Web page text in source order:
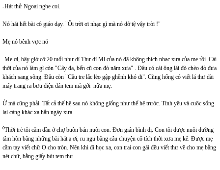
-Hát thử Ngoại nghe coi.
Nó hát hết bài cô giáo dạy. "Ôi trời ơi nhạc gì mà nó dở tệ vậy trời !"
Mẹ nó bênh vực nó
-Mẹ ơi, bây giờ cỡ 20 tuổi như dì Thư dì Mi của nó đã không thích nhạc xưa của mẹ rồi. Cái
thời của nó làm gì còn "Cây đa, bến cũ con đò năm xưa" . Đâu có cái ông lái đò chèo đò đưa
khách sang sông. Đâu còn "Cầu tre lắc lẻo gập ghềnh khó đi". Cũng hổng có viết lá thư dài
mấy trang ra bưu điện dán tem mà gởi nữa mẹ.
Ừ mà cũng phải. Tất cả thế hệ sau nó không giống như thế hệ trước. Tình yêu và cuộc sống
lại càng khác xa hẳn ngày xưa.
⁰Thời trẻ tôi cắm đầu ở chợ buôn bán nuôi con. Đơn giản bình dị. Con tôi được nuôi dưỡng
tâm hồn bằng những bài hát ạ ơi, ru ngủ bằng câu chuyện cổ tích thời xưa mẹ kể. Được mẹ
cầm tay viết chữ O cho tròn. Nên khi đi học xa, con trai con gái đều viết thư về cho mẹ bằng
nét chữ, bằng giấy bút tem thư